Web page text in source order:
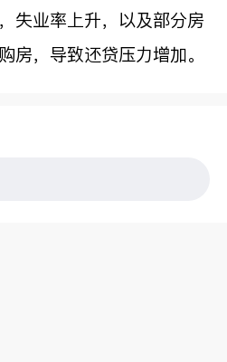
失业率上升，以及部分房
房，导致还贷压力增加。